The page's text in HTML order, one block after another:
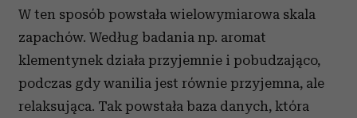
W ten sposób powstała wielowymiarowa skala
zapachów. Według badania np. aromat
klementynek działa przyjemnie i pobudzająco,
podczas gdy wanilia jest równie przyjemna, ale
relaksująca. Tak powstała baza danych, która